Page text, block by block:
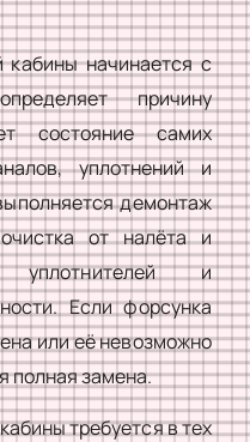
начинается с
причину
состояние самих
уплотнений и
демонтаж
от налёта и
уплотнителей и
Если форсунка
или её невозможно
полная замена.
требуется в тех